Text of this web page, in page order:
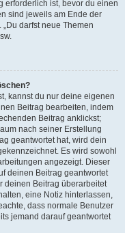
erforderlich ist, bevor du einen
sind jeweils am Ende der
darfst neue Themen
kannst du nur deine eigenen
Beitrag bearbeiten, indem
Beitrag anklickst;
nach seiner Erstellung
geantwortet hat, wird dein
Es wird sowohl
angezeigt. Dieser
deinen Beitrag geantwortet
deinen Beitrag überarbeitet
eine Notiz hinterlassen,
dass normale Benutzer
jemand darauf geantwortet